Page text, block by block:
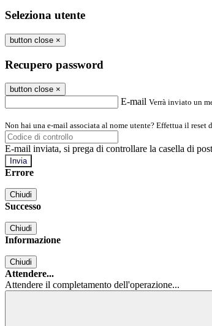
Seleziona utente
button close ×
Recupero password
button close ×
E-mail Verrà inviato un
Non hai una e-mail associata al nome utente? Effettua il reset
E-mail inviata, si prega di controllare la casella di
Errore
Chiudi
Successo
Chiudi
Informazione
Chiudi
Attendere...
Attendere il completamento dell'operazione...